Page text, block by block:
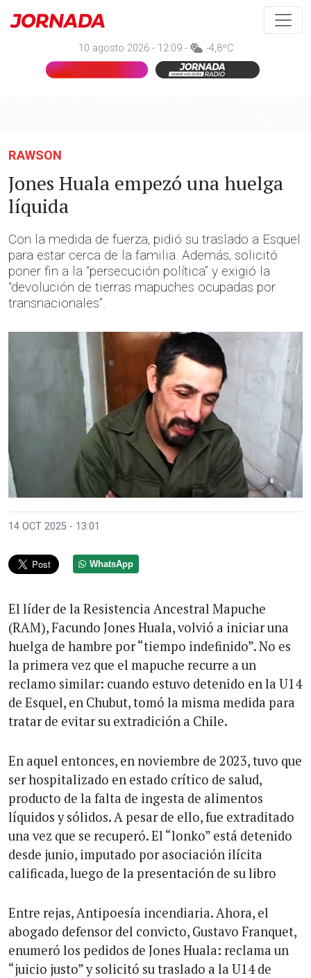
10 agosto 2026 - 12:09 - -4,8ºC
RAWSON
Jones Huala empezó una huelga
líquida
Con la medida de fuerza, pidió su traslado a Esquel
para estar cerca de la familia. Además, solicitó
poner fin a la “persecución política” y exigió la
“devolución de tierras mapuches ocupadas por
transnacionales”.
14 OCT 2025 - 13:01
WhatsApp
El líder de la Resistencia Ancestral Mapuche
(RAM), Facundo Jones Huala, volvió a iniciar una
huelga de hambre por “tiempo indefinido”. No es
la primera vez que el mapuche recurre a un
reclamo similar: cuando estuvo detenido en la U14
de Esquel, en Chubut, tomó la misma medida para
tratar de evitar su extradición a Chile.
En aquel entonces, en noviembre de 2023, tuvo que
ser hospitalizado en estado crítico de salud,
producto de la falta de ingesta de alimentos
líquidos y sólidos. A pesar de ello, fue extraditado
una vez que se recuperó. El “lonko” está detenido
desde junio, imputado por asociación ilícita
calificada, luego de la presentación de su libro
Entre rejas, Antipoesía incendiaria. Ahora, el
abogado defensor del convicto, Gustavo Franquet,
enumeró los pedidos de Jones Huala: reclama un
“juicio justo” y solicitó su traslado a la U14 de